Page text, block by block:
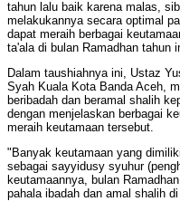
tahun lalu baik karena malas,
melakukannya secara optimal
dapat meraih berbagai
ta'ala di bulan Ramadhan tahun
Dalam taushiahnya ini, Ustaz
Syah Kuala Kota Banda Aceh,
beribadah dan beramal shalih
dengan menjelaskan berbagai
meraih keutamaan tersebut.
"Banyak keutamaan yang
sebagai sayyidusy syuhur
keutamaannya, bulan
pahala ibadah dan amal shalih